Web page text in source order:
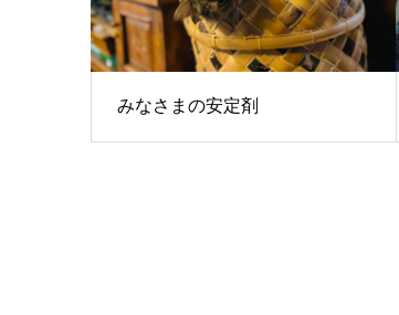
みなさまの安定剤